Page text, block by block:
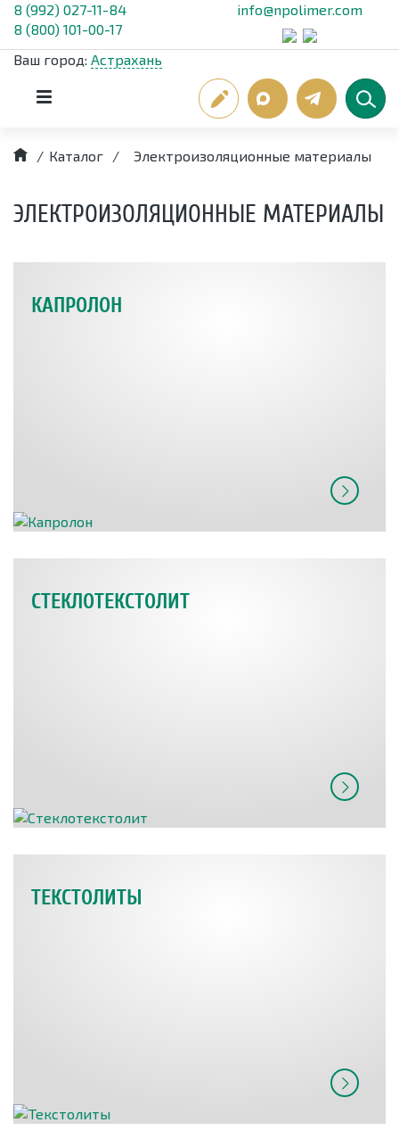
8 (992) 027-11-84
8 (800) 101-00-17
info@npolimer.com
Ваш город: Астрахань
/ Каталог / Электроизоляционные материалы
ЭЛЕКТРОИЗОЛЯЦИОННЫЕ МАТЕРИАЛЫ
КАПРОЛОН
СТЕКЛОТЕКСТОЛИТ
ТЕКСТОЛИТЫ